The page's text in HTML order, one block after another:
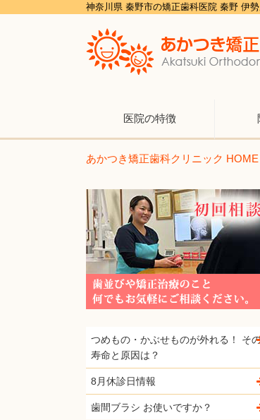
神奈川県 秦野市の矯正歯科医院 秦野 伊
医院の特徴
あかつき矯正歯科クリニック HOME
つめもの・かぶせものが外れる！ そ
寿命と原因は？
8月休診日情報
歯間ブラシ お使いですか？